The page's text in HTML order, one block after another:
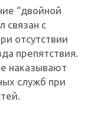
“двойной
связан с
отсутствии
препятствия.
наказывают
служб при